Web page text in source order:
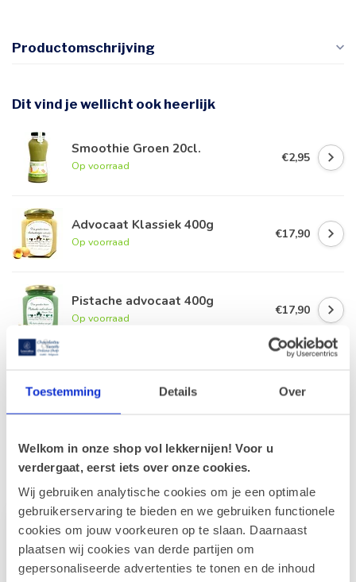
Toestemming Details Over
Welkom in onze shop vol lekkernijen! Voor u
verdergaat, eerst iets over onze cookies.
Wij gebruiken analytische cookies om je een optimale
gebruikerservaring te bieden en we gebruiken functionele
cookies om jouw voorkeuren op te slaan. Daarnaast
plaatsen wij cookies van derde partijen om
gepersonaliseerde advertenties te tonen en de inhoud
Productomschrijving
Dit vind je wellicht ook heerlijk
Smoothie Groen 20cl.
Op voorraad
€2,95
Advocaat Klassiek 400g
Op voorraad
€17,90
Pistache advocaat 400g
Op voorraad
€17,90
Op voorraad
€8,40
Recent bekeken